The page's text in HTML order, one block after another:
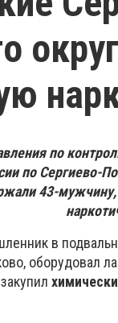
по
по Сергиево-
43-
в
оборудовал